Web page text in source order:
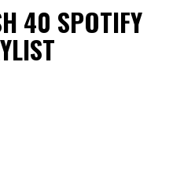
40 SPOTIFY